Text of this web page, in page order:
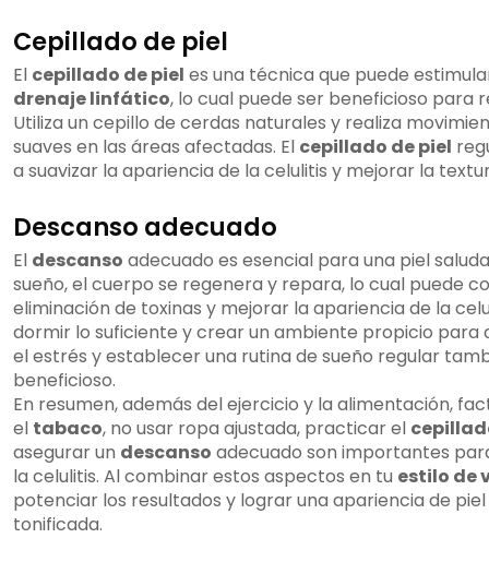
Cepillado de piel
El cepillado de piel es una técnica que puede
drenaje linfático, lo cual puede ser beneficioso para
Utiliza un cepillo de cerdas naturales y realiza
suaves en las áreas afectadas. El cepillado de piel
a suavizar la apariencia de la celulitis y mejorar la
Descanso adecuado
El descanso adecuado es esencial para una piel
sueño, el cuerpo se regenera y repara, lo cual puede
eliminación de toxinas y mejorar la apariencia de la
dormir lo suficiente y crear un ambiente propicio para
el estrés y establecer una rutina de sueño regular
beneficioso.
En resumen, además del ejercicio y la alimentación,
el tabaco, no usar ropa ajustada, practicar el
asegurar un descanso adecuado son importantes
la celulitis. Al combinar estos aspectos en tu estilo de
potenciar los resultados y lograr una apariencia de piel
tonificada.